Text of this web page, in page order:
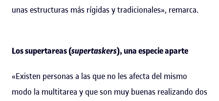
unas estructuras más rígidas y tradicionales», remarca.
Los supertareas (supertaskers), una especie aparte
«Existen personas a las que no les afecta del mismo
modo la multitarea y que son muy buenas realizando dos